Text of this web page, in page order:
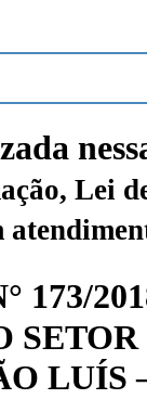
Lei
173/
LUÍS